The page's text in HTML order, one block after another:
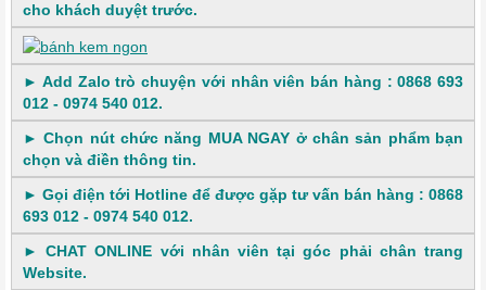
cho khách duyệt trước.
► Add Zalo trò chuyện với nhân viên bán hàng : 0868 693
012 - 0974 540 012.
► Chọn nút chức năng MUA NGAY ở chân sản phẩm bạn
chọn và điền thông tin.
► Gọi điện tới Hotline để được gặp tư vấn bán hàng : 0868
693 012 - 0974 540 012.
► CHAT ONLINE với nhân viên tại góc phải chân trang
Website.